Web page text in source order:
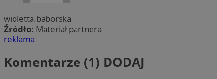
wioletta.baborska
Źródło: Materiał partnera
reklama
Komentarze (1) DODAJ